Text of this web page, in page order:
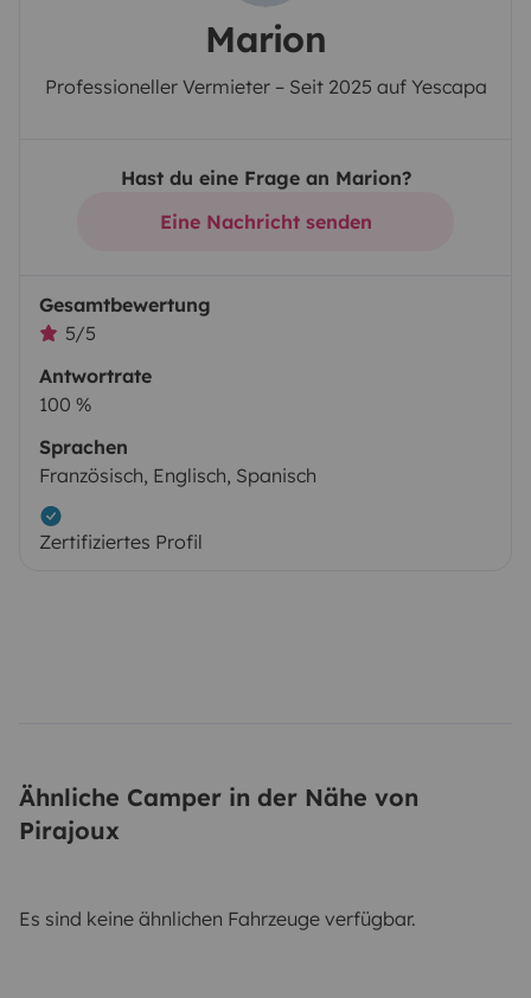
Marion
Professioneller Vermieter – Seit 2025 auf Yescapa
Hast du eine Frage an Marion?
Eine Nachricht senden
Gesamtbewertung
5/5
Antwortrate
100 %
Sprachen
Französisch, Englisch, Spanisch
Zertifiziertes Profil
Ähnliche Camper in der Nähe von
Pirajoux
Es sind keine ähnlichen Fahrzeuge verfügbar.